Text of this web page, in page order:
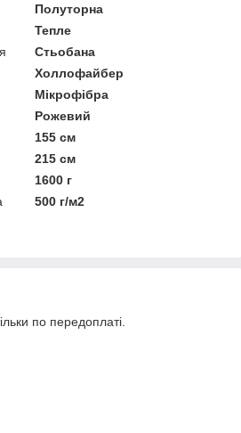
Полуторна
Тепле
Стьобана
Холлофайбер
Мікрофібра
Рожевий
155 см
215 см
1600 г
500 г/м2
по передоплаті.